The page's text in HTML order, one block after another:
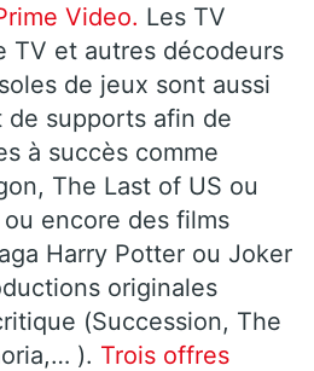
Video. Les TV
TV et autres décodeurs
de jeux sont aussi
supports afin de
à succès comme
The Last of US ou
encore des films
Harry Potter ou Joker
originales
(Succession, The
). Trois offres